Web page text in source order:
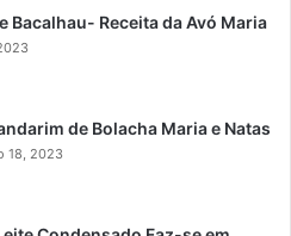
Bacalhau- Receita da Avó Maria
de Bolacha Maria e Natas
18, 2023